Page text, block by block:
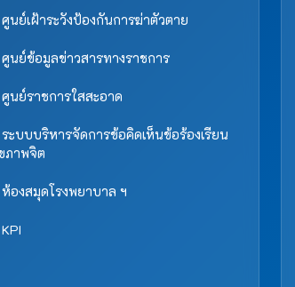
ศูนย์เฝ้าระวังป้องกันการฆ่าตัวตาย
ศูนย์ข้อมูลข่าวสารทางราชการ
ศูนย์ราชการใสสะอาด
ระบบบริหารจัดการข้อคิดเห็นข้อร้องเรียน
ภาพจิต
ห้องสมุดโรงพยาบาล ฯ
KPI